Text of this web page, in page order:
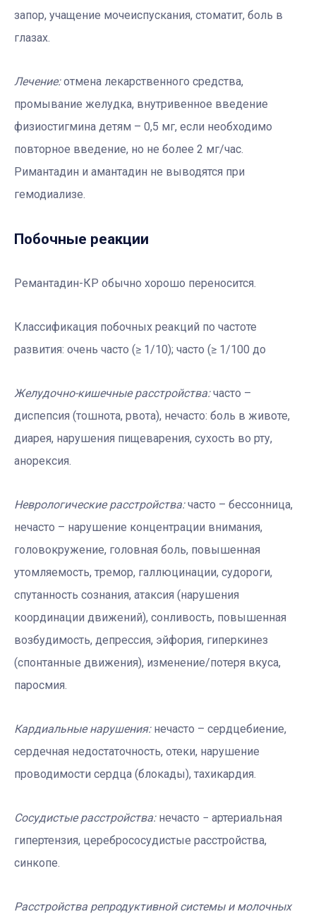
запор, учащение мочеиспускания, стоматит, боль в
глазах.
Лечение:отмена лекарственного средства,
промывание желудка, внутривенное введение
физиостигмина детям – 0,5 мг, если необходимо
повторное введение, но не более 2 мг/час.
Римантадин и амантадин не выводятся при
гемодиализе.
Побочные реакции
Ремантадин-КР обычно хорошо переносится.
Классификация побочных реакций по частоте
развития: очень часто (≥ 1/10); часто (≥ 1/100 до
Желудочно-кишечные расстройства:часто –
диспепсия (тошнота, рвота), нечасто: боль в животе,
диарея, нарушения пищеварения, сухость во рту,
анорексия.
Неврологические расстройства:часто – бессонница,
нечасто – нарушение концентрации внимания,
головокружение, головная боль, повышенная
утомляемость, тремор, галлюцинации, судороги,
спутанность сознания, атаксия (нарушения
координации движений), сонливость, повышенная
возбудимость, депрессия, эйфория, гиперкинез
(спонтанные движения), изменение/потеря вкуса,
паросмия.
Кардиальные нарушения:нечасто – сердцебиение,
сердечная недостаточность, отеки, нарушение
проводимости сердца (блокады), тахикардия.
Сосудистые расстройства:нечасто − артериальная
гипертензия, церебрососуди­стые расстройства,
синкопе.
Расстройства репродуктивной системы и молочных